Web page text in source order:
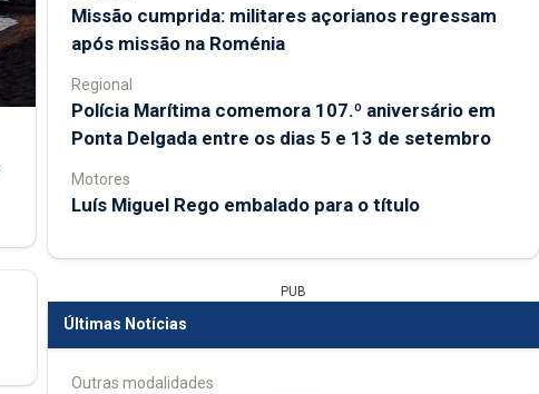
Missão cumprida: militares açorianos regressam
após missão na Roménia
Regional
Polícia Marítima comemora 107.º aniversário em
Ponta Delgada entre os dias 5 e 13 de setembro
Motores
Luís Miguel Rego embalado para o título
PUB
Últimas Notícias
Outras modalidades